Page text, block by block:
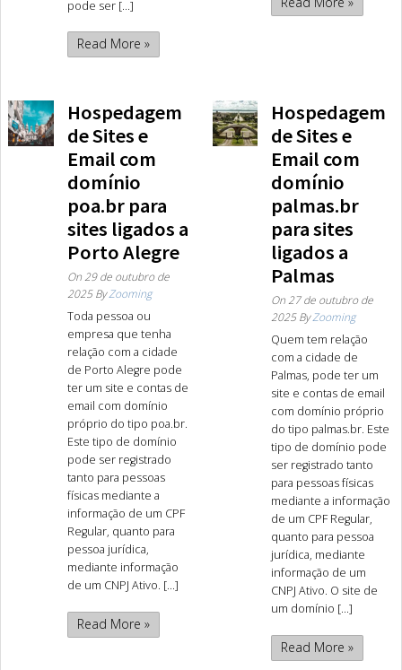
pode ser [...]
Read More »
Hospedagem
de Sites e
Email com
domínio
poa.br para
sites ligados a
Porto Alegre
On 29 de outubro de
2025ByZooming
Toda pessoa ou
empresa que tenha
relação com a cidade
de Porto Alegre pode
ter um site e contas de
email com domínio
próprio do tipo poa.br.
Este tipo de domínio
pode ser registrado
tanto para pessoas
físicas mediante a
informação de um CPF
Regular, quanto para
pessoa jurídica,
mediante informação
de um CNPJ Ativo. [...]
Read More »
Hospedagem
de Sites e
Email com
domínio
palmas.br
para sites
ligados a
Palmas
On 27 de outubro de
2025ByZooming
Quem tem relação
com a cidade de
Palmas, pode ter um
site e contas de email
com domínio próprio
do tipo palmas.br. Este
tipo de domínio pode
ser registrado tanto
para pessoas físicas
mediante a informação
de um CPF Regular,
quanto para pessoa
jurídica, mediante
informação de um
CNPJ Ativo. O site de
um domínio [...]
Read More »